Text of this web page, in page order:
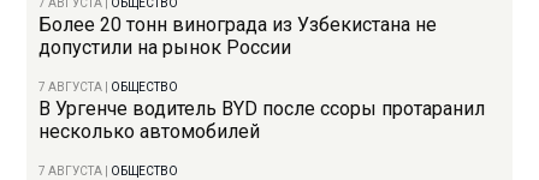
7 АВГУСТА ОБЩЕСТВО
Более 20 тонн винограда из Узбекистана не
допустили на рынок России
7 АВГУСТА ОБЩЕСТВО
В Ургенче водитель BYD после ссоры протаранил
несколько автомобилей
7 АВГУСТА ОБЩЕСТВО